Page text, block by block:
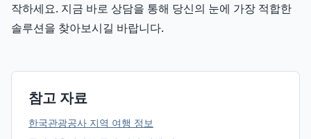
작하세요. 지금 바로 상담을 통해 당신의 눈에 가장 적합한
솔루션을 찾아보시길 바랍니다.
참고 자료
한국관광공사 지역 여행 정보